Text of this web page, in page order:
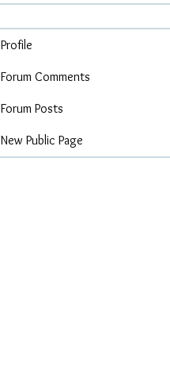
Profile
Forum Comments
Forum Posts
New Public Page